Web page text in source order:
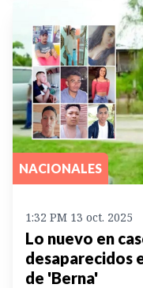
NACIONALES
1:32 PM 13 oct. 2025
Lo nuevo en
desaparecidos
de 'Berna'